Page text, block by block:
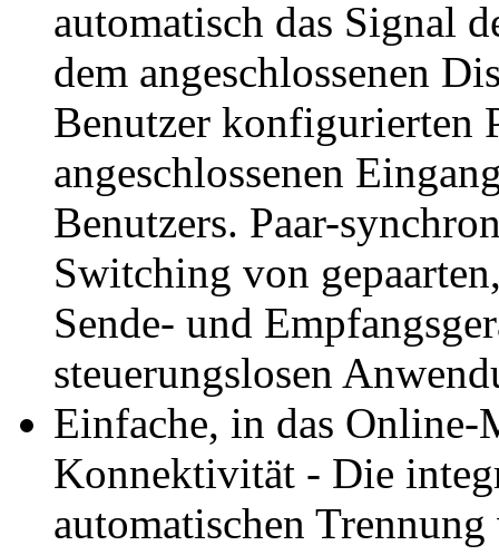
automatisch das Signal
dem angeschlossenen
Benutzer konfigurierten
angeschlossenen
Benutzers. Paar-
Switching von
Sende- und
steuerungslosen
Einfache, in das Online-
Konnektivität - Die
automatischen